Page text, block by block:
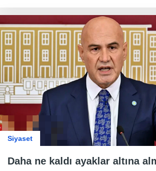
Siyaset
Daha ne kaldı ayaklar altına